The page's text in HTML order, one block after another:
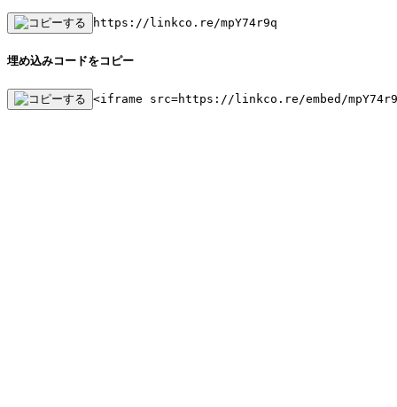
https://linkco.re/mpY74r9q
埋め込みコードをコピー
<iframe src=https://linkco.re/embed/